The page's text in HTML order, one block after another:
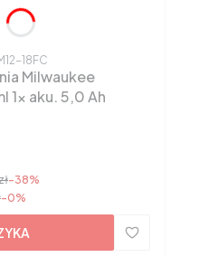
18FC
Milwaukee
1x aku. 5,0 Ah
-38%
-0%